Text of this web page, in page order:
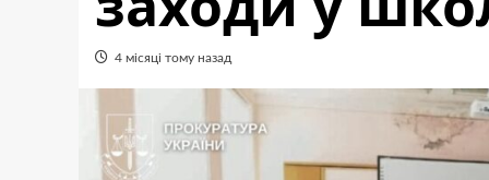
4 місяці тому назад